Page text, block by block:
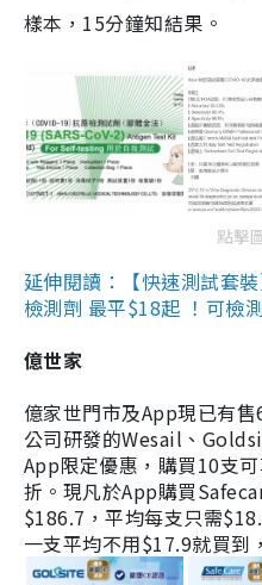
樣本，15分鐘知結果。
點擊
延伸閱讀：【快速測試套
檢測劑 最平$18起 ！可檢
億世家
億家世門市及App現已有
公司研發的Wesail、
App限定優惠，購買10支
折。現凡於App購買
$186.7，平均每支只需
一支平均不用$17.9就買到